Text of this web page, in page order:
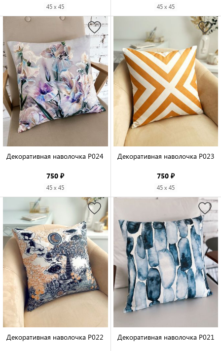
45 x 45 45 x 45
Декоративная наволочка P024
750 ₽
45 x 45
Декоративная наволочка P023
750 ₽
45 x 45
Декоративная наволочка P022 Декоративная наволочка P021